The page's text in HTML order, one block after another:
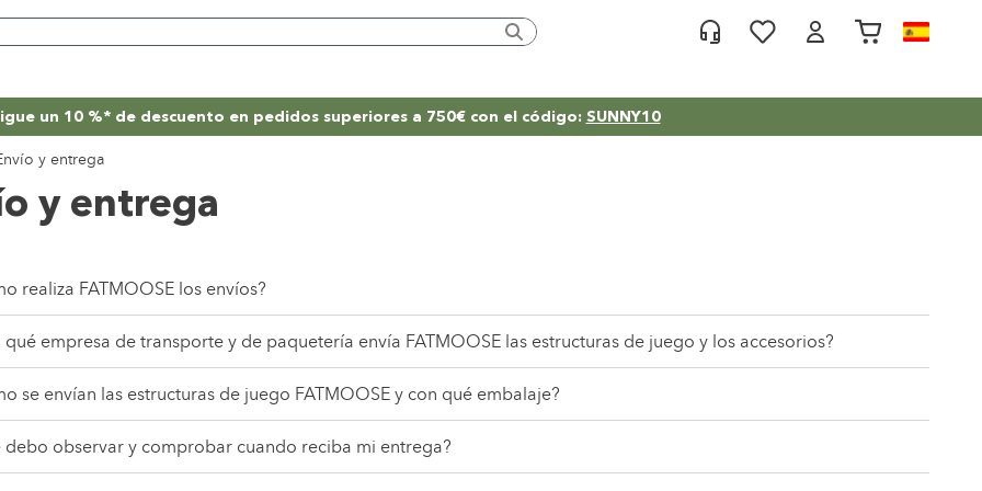
Servicio
Lista de deseosCart
un 10 %* de descuento en pedidos superiores a 750€ con el código: SUNNY10
y entrega
y entrega
realiza FATMOOSE los envíos?
qué empresa de transporte y de paquetería envía FATMOOSE las estructuras de juego y los accesorios?
se envían las estructuras de juego FATMOOSE y con qué embalaje?
debo observar y comprobar cuando reciba mi entrega?